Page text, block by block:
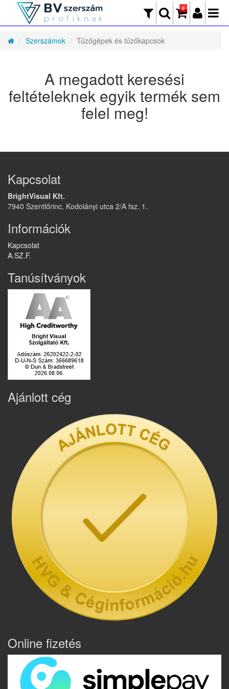
0
Szerszámok Tűzőgépek és tűzőkapcsok
A megadott keresési
feltételeknek egyik termék sem
felel meg!
Kapcsolat
BrightVisual Kft.
7940 Szentlőrinc, Kodolányi utca 2/A fsz. 1.
Információk
Kapcsolat
A.SZ.F.
Tanúsítványok
Ajánlott cég
Online fizetés